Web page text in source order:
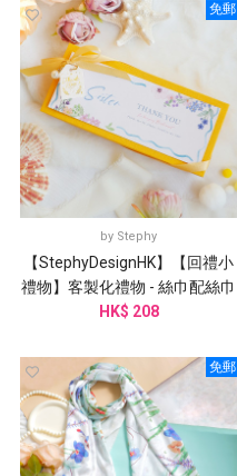
免郵
by Stephy
【StephyDesignHK】【回禮小
禮物】客製化禮物 - 絲巾配絲巾
扣 /婚禮伴手禮
HK$ 208
免郵